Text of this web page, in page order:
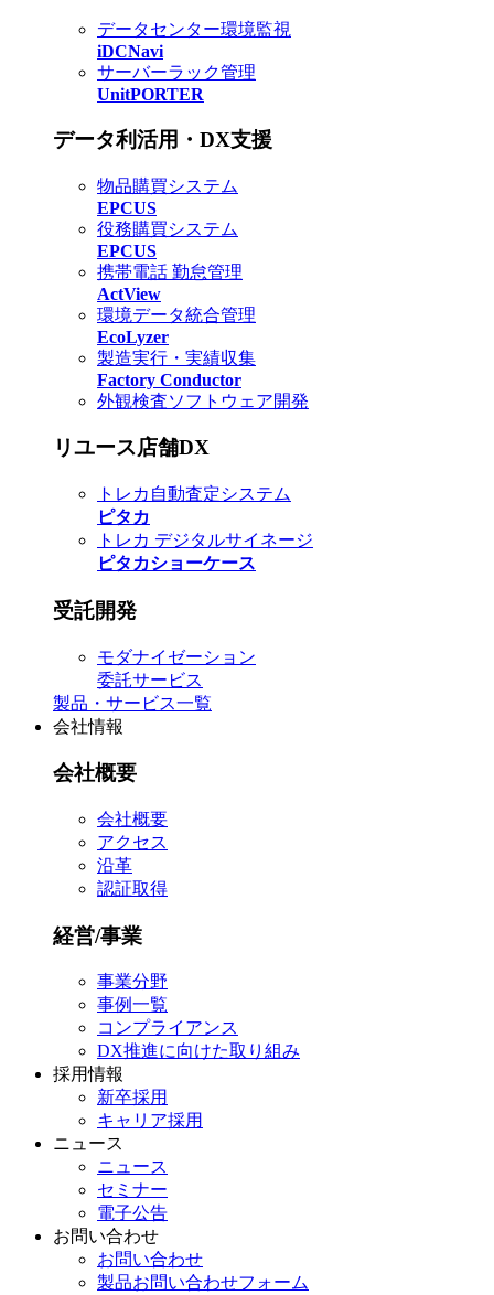
データセンター環境監視
iDCNavi
サーバーラック管理
UnitPORTER
データ利活用・DX支援
物品購買システム
EPCUS
役務購買システム
EPCUS
携帯電話 勤怠管理
ActView
環境データ統合管理
EcoLyzer
製造実行・実績収集
Factory Conductor
外観検査ソフトウェア開発
リユース店舗DX
トレカ自動査定システム
ピタカ
トレカ デジタルサイネージ
ピタカショーケース
受託開発
モダナイゼーション
委託サービス
製品・サービス一覧
会社情報
会社概要
会社概要
アクセス
沿革
認証取得
経営/事業
事業分野
事例一覧
コンプライアンス
DX推進に向けた取り組み
採用情報
新卒採用
キャリア採用
ニュース
ニュース
セミナー
電子公告
お問い合わせ
お問い合わせ
製品お問い合わせフォーム